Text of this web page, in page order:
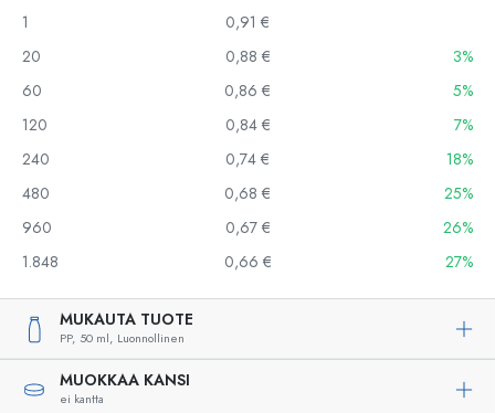
1
0,91 €
20
0,88 €
3%
60
0,86 €
5%
120
0,84 €
7%
240
0,74 €
18%
480
0,68 €
25%
960
0,67 €
26%
1.848
0,66 € 27%
MUKAUTA TUOTE
PP, 50 ml, Luonnollinen
MUOKKAA KANSI
ei kantta